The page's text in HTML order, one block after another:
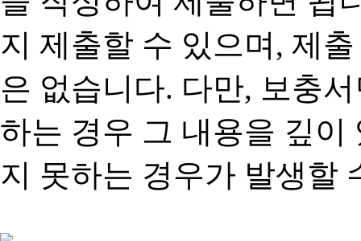
지 제출할 수 있으며, 제
은 없습니다. 다만, 보충
하는 경우 그 내용을 깊이
지 못하는 경우가 발생할